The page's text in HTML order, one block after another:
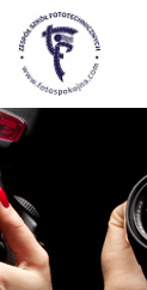
treści